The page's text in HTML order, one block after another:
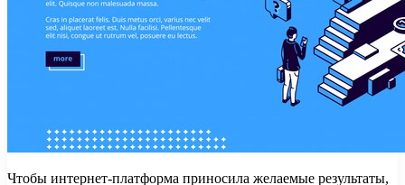
Чтобы интернет-платформа приносила желаемые результаты,